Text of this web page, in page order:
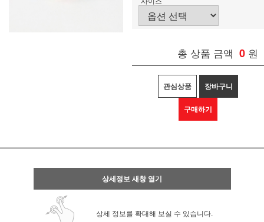
총 상품 금액 0 원
관심상품 장바구니
구매하기
상세정보 새창 열기
상세 정보를 확대해 보실 수 있습니다.